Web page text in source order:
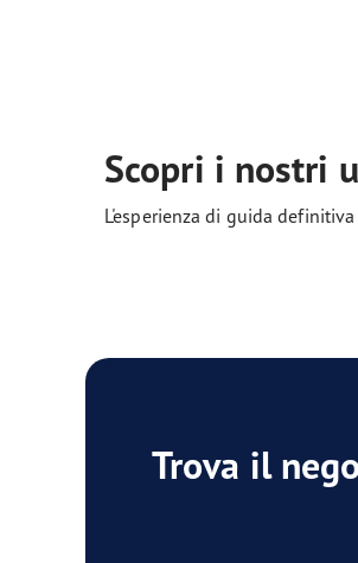
Scopri i nostri
L'esperienza di guida
Trova il